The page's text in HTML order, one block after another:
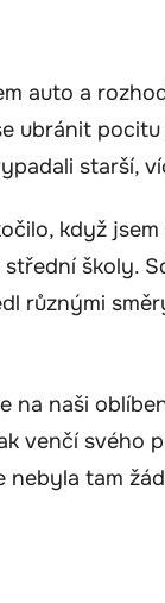
auto a
ubránit
starší,
když
střední školy.
různými
na naši
venčí svého
nebyla tam